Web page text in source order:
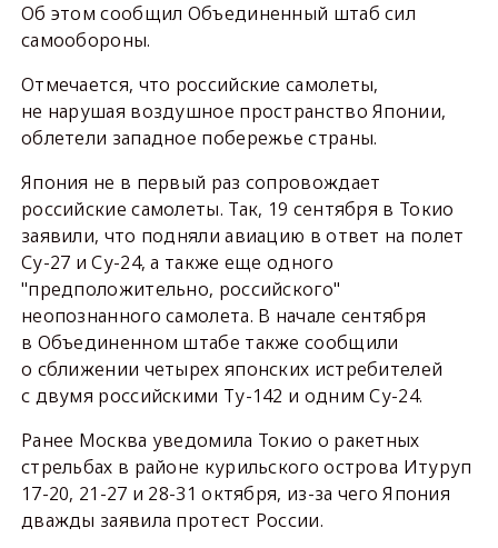
Об этом сообщил Объединенный штаб сил
самообороны.
Отмечается, что российские самолеты,
не нарушая воздушное пространство Японии,
облетели западное побережье страны.
Япония не в первый раз сопровождает
российские самолеты. Так, 19 сентября в Токио
заявили, что подняли авиацию в ответ на полет
Су-27 и Су-24, а также еще одного
"предположительно, российского"
неопознанного самолета. В начале сентября
в Объединенном штабе также сообщили
о сближении четырех японских истребителей
с двумя российскими Ту-142 и одним Су-24.
Ранее Москва уведомила Токио о ракетных
стрельбах в районе курильского острова Итуруп
17-20, 21-27 и 28-31 октября, из-за чего Япония
дважды заявила протест России.